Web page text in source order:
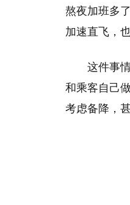
熬夜加班多
加速直飞，
这件事
和乘客自己
考虑备降，